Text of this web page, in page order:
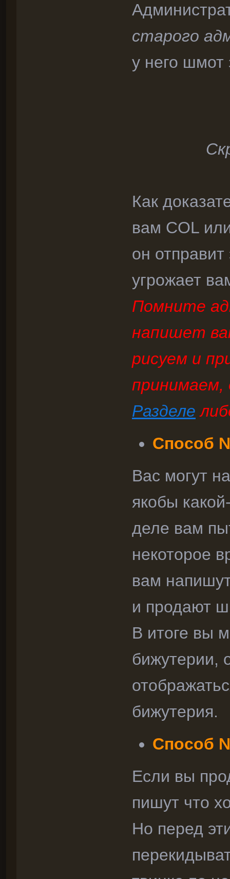
старого
у него шмот
Как
вам COL
он отправит
угрожает
Помните
напишет
рисуем и
Разделе
Способ
Вас могут
якобы
деле вам
некоторое
вам
и продают
В итоге вы
бижутерии,
бижутерия.
Способ
Если вы
пишут что
Но перед